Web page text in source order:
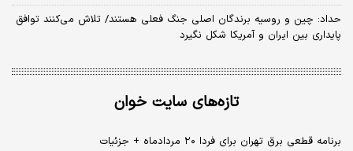
حداد: چین و روسیه برندگان اصلی جنگ فعلی هستند/ تلاش می‌کنند توافق
پایداری بین ایران و آمریکا شکل نگیرد
تازه‌های سایت خوان
برنامه قطعی برق تهران برای فردا ۲۰ مردادماه + جزئیات